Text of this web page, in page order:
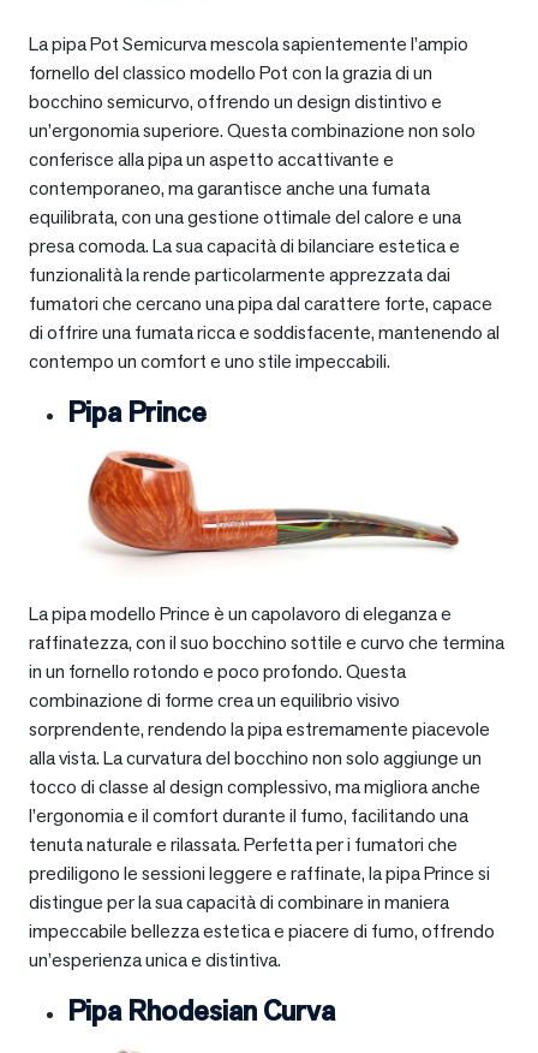
La pipa Pot Semicurva mescola sapientemente l’ampio
fornello del classico modello Pot con la grazia di un
bocchino semicurvo, offrendo un design distintivo e
un’ergonomia superiore. Questa combinazione non solo
conferisce alla pipa un aspetto accattivante e
contemporaneo, ma garantisce anche una fumata
equilibrata, con una gestione ottimale del calore e una
presa comoda. La sua capacità di bilanciare estetica e
funzionalità la rende particolarmente apprezzata dai
fumatori che cercano una pipa dal carattere forte, capace
di offrire una fumata ricca e soddisfacente, mantenendo al
contempo un comfort e uno stile impeccabili.
Pipa Prince
La pipa modello Prince è un capolavoro di eleganza e
raffinatezza, con il suo bocchino sottile e curvo che termina
in un fornello rotondo e poco profondo. Questa
combinazione di forme crea un equilibrio visivo
sorprendente, rendendo la pipa estremamente piacevole
alla vista. La curvatura del bocchino non solo aggiunge un
tocco di classe al design complessivo, ma migliora anche
l’ergonomia e il comfort durante il fumo, facilitando una
tenuta naturale e rilassata. Perfetta per i fumatori che
prediligono le sessioni leggere e raffinate, la pipa Prince si
distingue per la sua capacità di combinare in maniera
impeccabile bellezza estetica e piacere di fumo, offrendo
un’esperienza unica e distintiva.
Pipa Rhodesian Curva